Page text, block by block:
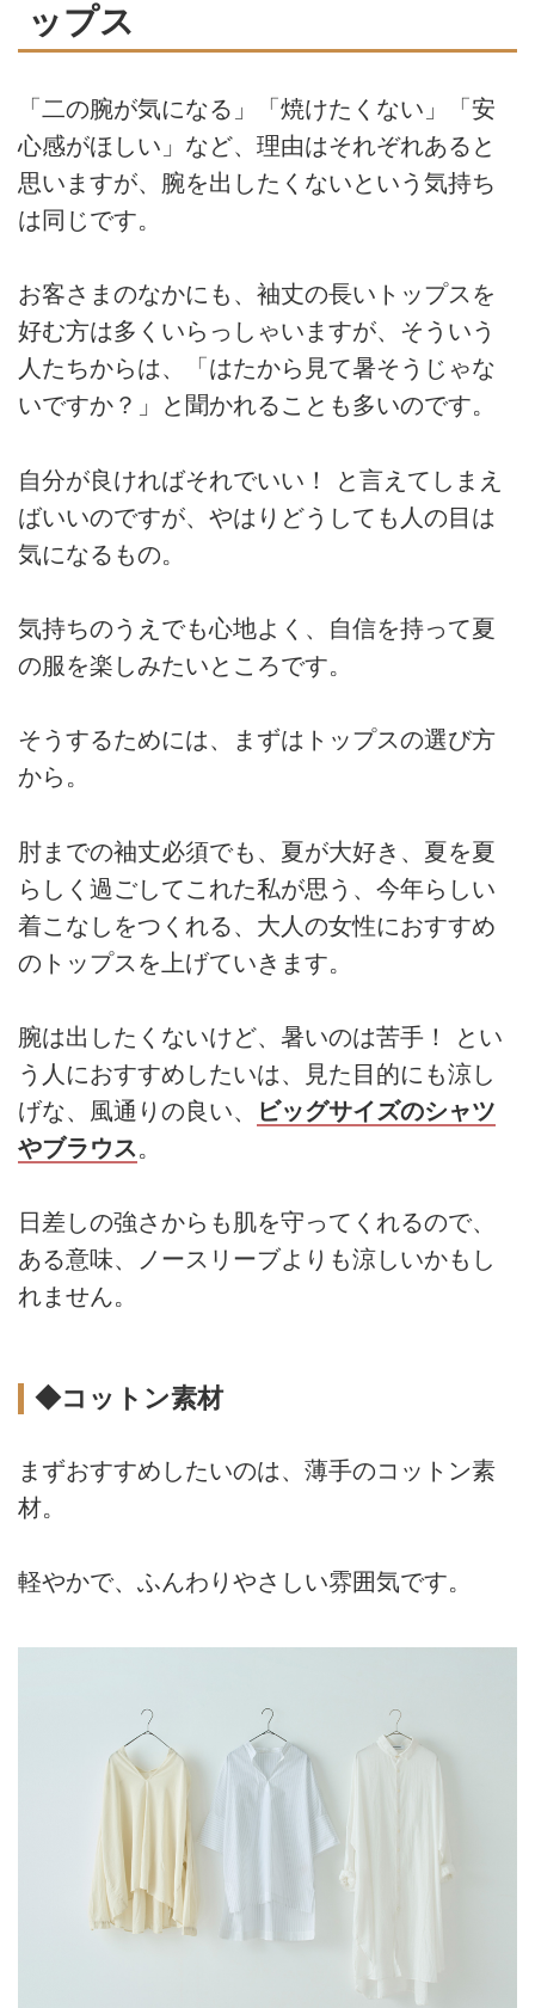
ップス
「二の腕が気になる」「焼けたくない」「安
心感がほしい」など、理由はそれぞれあると
思いますが、腕を出したくないという気持ち
は同じです。
お客さまのなかにも、袖丈の長いトップスを
好む方は多くいらっしゃいますが、そういう
人たちからは、「はたから見て暑そうじゃな
いですか？」と聞かれることも多いのです。
自分が良ければそれでいい！ と言えてしまえ
ばいいのですが、やはりどうしても人の目は
気になるもの。
気持ちのうえでも心地よく、自信を持って夏
の服を楽しみたいところです。
そうするためには、まずはトップスの選び方
から。
肘までの袖丈必須でも、夏が大好き、夏を夏
らしく過ごしてこれた私が思う、今年らしい
着こなしをつくれる、大人の女性におすすめ
のトップスを上げていきます。
腕は出したくないけど、暑いのは苦手！ とい
う人におすすめしたいは、見た目的にも涼し
げな、風通りの良い、
ビッグサイズのシャツ
やブラウス。
日差しの強さからも肌を守ってくれるので、
ある意味、ノースリーブよりも涼しいかもし
れません。
◆コットン素材
まずおすすめしたいのは、薄手のコットン素
材。
軽やかで、ふんわりやさしい雰囲気です。